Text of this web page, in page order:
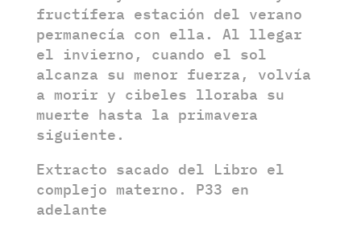
fructífera estación del verano
permanecía con ella. Al llegar
el invierno, cuando el sol
alcanza su menor fuerza, volvía
a morir y cibeles lloraba su
muerte hasta la primavera
siguiente.
Extracto sacado del Libro el
complejo materno. P33 en
adelante